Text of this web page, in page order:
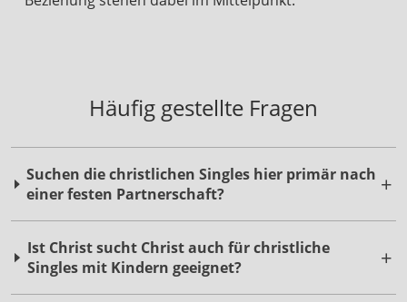
einer festen Partnerschaft?
Singles mit Kindern geeignet?